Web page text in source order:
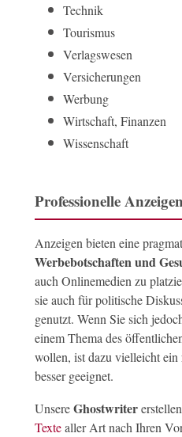
Technik
Tourismus
Verlagswesen
Versicherungen
Werbung
Wirtschaft, Finanzen
Wissenschaft
Professionelle
Anzeigen bieten eine
Werbebotschaften und
auch Onlinemedien zu
sie auch für politische
genutzt. Wenn Sie sich
einem Thema des
wollen, ist dazu vielleicht
besser geeignet.
UnsereGhostwriter
Textealler Art nach Ihren